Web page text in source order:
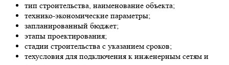
тип строительства, наименование объекта;
технико-экономические параметры;
запланированный бюджет;
этапы проектирования;
стадии строительства с указанием сроков;
техусловия для подключения к инженерным сетям и